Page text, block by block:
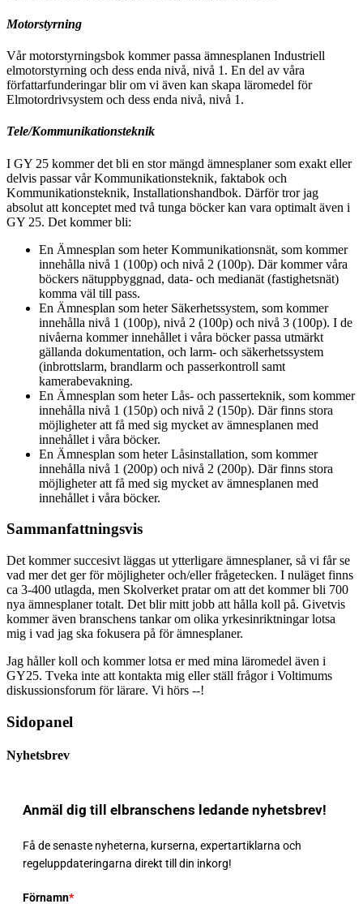
Motorstyrning
Vår motorstyrningsbok kommer passa ämnesplanen Industriell
elmotorstyrning och dess enda nivå, nivå 1. En del av våra
författarfunderingar blir om vi även kan skapa läromedel för
Elmotordrivsystem och dess enda nivå, nivå 1.
Tele/Kommunikationsteknik
I GY 25 kommer det bli en stor mängd ämnesplaner som exakt eller
delvis passar vår Kommunikationsteknik, faktabok och
Kommunikationsteknik, Installationshandbok. Därför tror jag
absolut att konceptet med två tunga böcker kan vara optimalt även i
GY 25. Det kommer bli:
En Ämnesplan som heter Kommunikationsnät, som kommer
innehålla nivå 1 (100p) och nivå 2 (100p). Där kommer våra
böckers nätuppbyggnad, data- och medianät (fastighetsnät)
komma väl till pass.
En Ämnesplan som heter Säkerhetssystem, som kommer
innehålla nivå 1 (100p), nivå 2 (100p) och nivå 3 (100p). I de
nivåerna kommer innehållet i våra böcker passa utmärkt
gällanda dokumentation, och larm- och säkerhetssystem
(inbrottslarm, brandlarm och passerkontroll samt
kamerabevakning.
En Ämnesplan som heter Lås- och passerteknik, som kommer
innehålla nivå 1 (150p) och nivå 2 (150p). Där finns stora
möjligheter att få med sig mycket av ämnesplanen med
innehållet i våra böcker.
En Ämnesplan som heter Låsinstallation, som kommer
innehålla nivå 1 (200p) och nivå 2 (200p). Där finns stora
möjligheter att få med sig mycket av ämnesplanen med
innehållet i våra böcker.
Sammanfattningsvis
Det kommer succesivt läggas ut ytterligare ämnesplaner, så vi får se
vad mer det ger för möjligheter och/eller frågetecken. I nuläget finns
ca 3-400 utlagda, men Skolverket pratar om att det kommer bli 700
nya ämnesplaner totalt. Det blir mitt jobb att hålla koll på. Givetvis
kommer även branschens tankar om olika yrkesinriktningar lotsa
mig i vad jag ska fokusera på för ämnesplaner.
Jag håller koll och kommer lotsa er med mina läromedel även i
GY25. Tveka inte att kontakta mig eller ställ frågor i Voltimums
diskussionsforum för lärare. Vi hörs --!
Sidopanel
Nyhetsbrev
Anmäl dig till elbranschens ledande nyhetsbrev!
Få de senaste nyheterna, kurserna, expertartiklarna och
regeluppdateringarna direkt till din inkorg!
Förnamn*